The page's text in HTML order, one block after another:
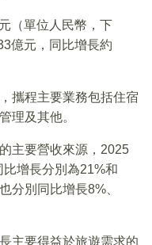
（單位人民幣，下
億元，同比增長約
攜程主要業務包括住宿
理及其他。
主要營收來源，2025
增長分別為21%和
分別同比增長8%、
主要得益於旅遊需求的